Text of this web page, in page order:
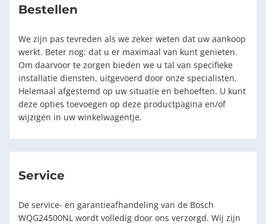
Bestellen
We zijn pas tevreden als we zeker weten dat uw aankoop
werkt. Beter nog: dat u er maximaal van kunt genieten.
Om daarvoor te zorgen bieden we u tal van specifieke
installatie diensten, uitgevoerd door onze specialisten.
Helemaal afgestemd op uw situatie en behoeften. U kunt
deze opties toevoegen op deze productpagina en/of
wijzigen in uw winkelwagentje.
Service
De service- en garantieafhandeling van de Bosch
WQG24500NL wordt volledig door ons verzorgd. Wij zijn